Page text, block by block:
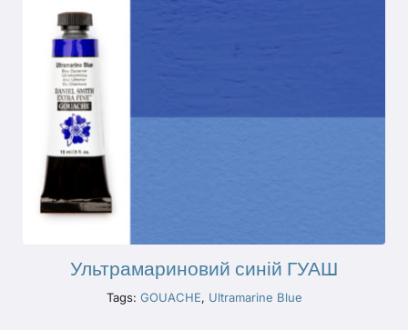
Ультрамариновий синій ГУАШ
Tags: GOUACHE, Ultramarine Blue